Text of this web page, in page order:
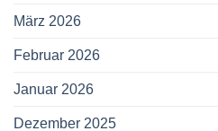
März 2026
Februar 2026
Januar 2026
Dezember 2025